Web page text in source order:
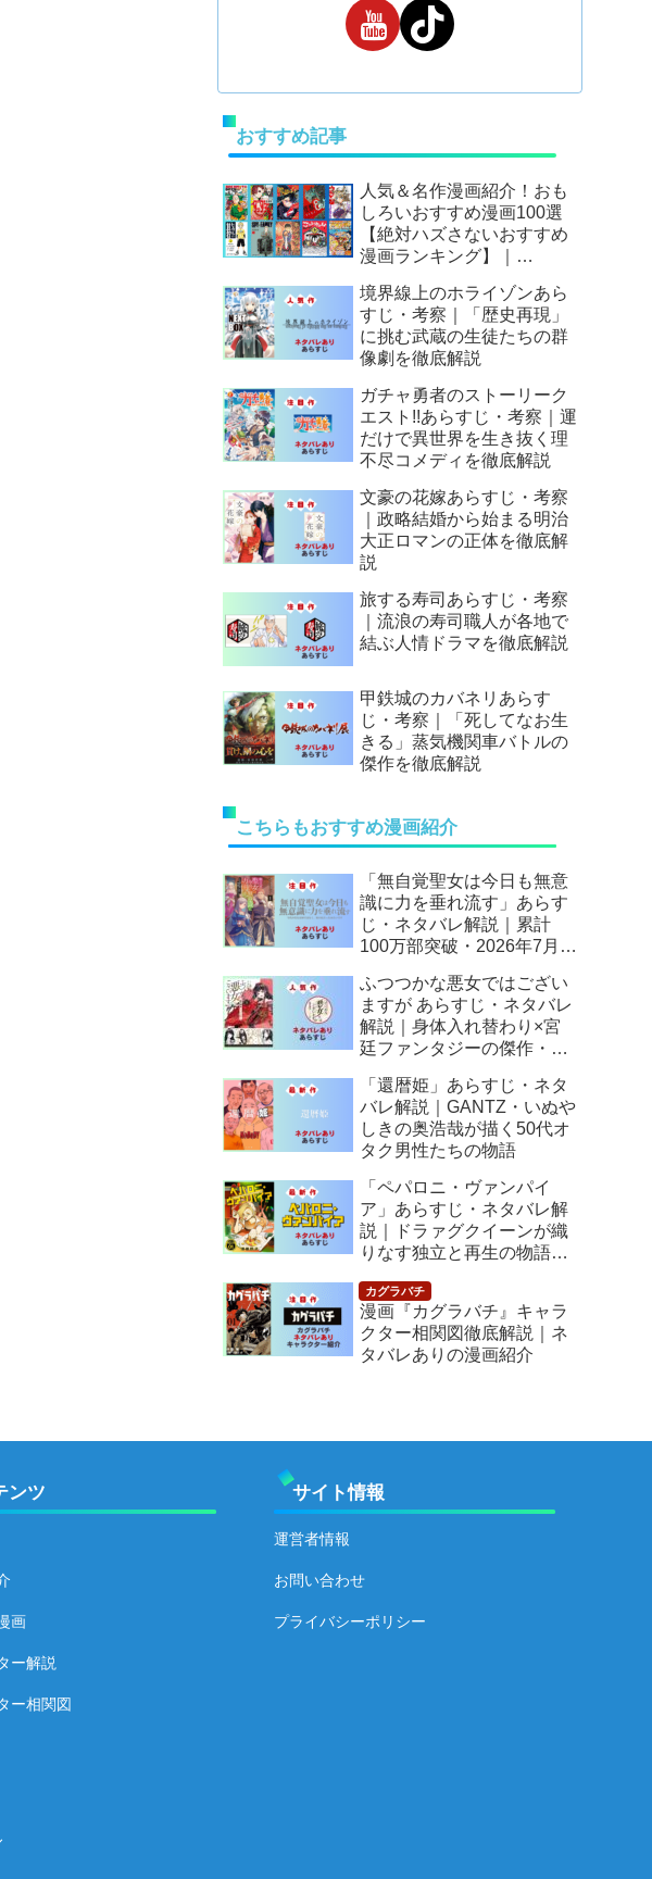
おすすめ記事
人気＆名作漫画紹介！おも
しろいおすすめ漫画100選
【絶対ハズさないおすすめ
漫画ランキング】｜
境界線上のホライゾンあら
すじ・考察｜「歴史再現」
に挑む武蔵の生徒たちの群
像劇を徹底解説
ガチャ勇者のストーリーク
エスト!!あらすじ・考察｜運
だけで異世界を生き抜く理
不尽コメディを徹底解説
文豪の花嫁あらすじ・考察
｜政略結婚から始まる明治
大正ロマンの正体を徹底解
説
旅する寿司あらすじ・考察
｜流浪の寿司職人が各地で
結ぶ人情ドラマを徹底解説
甲鉄城のカバネリあらす
じ・考察｜「死してなお生
きる」蒸気機関車バトルの
傑作を徹底解説
こちらもおすすめ漫画紹介
「無自覚聖女は今日も無意
識に力を垂れ流す」あらす
じ・ネタバレ解説｜累計
100万部突破・2026年7月ア
逆転人生
ふつつかな悪女ではござい
ますが あらすじ・ネタバレ
解説｜身体入れ替わり×宮
廷ファンタジーの傑作・
「還暦姫」あらすじ・ネタ
バレ解説｜GANTZ・いぬや
しきの奥浩哉が描く50代オ
タク男性たちの物語
「ペパロニ・ヴァンパイ
ア」あらすじ・ネタバレ解
説｜ドラァグクイーンが織
りなす独立と再生の物語
漫画『カグラバチ』キャラ
クター相関図徹底解説｜ネ
タバレありの漫画紹介
ンツ
画
ー解説
ー相関図
サイト情報
運営者情報
お問い合わせ
プライバシーポリシー